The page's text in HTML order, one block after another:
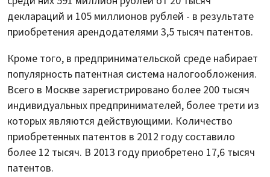
деклараций и 105 миллионов рублей - в результате
приобретения арендодателями 3,5 тысяч патентов.
Кроме того, в предпринимательской среде набирает
популярность патентная система налогообложения.
Всего в Москве зарегистрировано более 200 тысяч
индивидуальных предпринимателей, более трети из
которых являются действующими. Количество
приобретенных патентов в 2012 году составило
более 12 тысяч. В 2013 году приобретено 17,6 тысяч
патентов.